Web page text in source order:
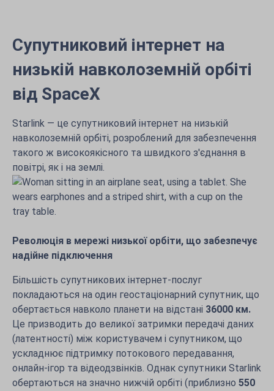
Супутниковий інтернет на
низькій навколоземній орбіті
від SpaceX
Starlink — це супутниковий інтернет на низькій
навколоземній орбіті, розроблений для забезпечення
такого ж високоякісного та швидкого з'єднання в
повітрі, як і на землі.
Революція в мережі низької орбіти, що забезпечує
надійне підключення
Більшість супутникових інтернет-послуг
покладаються на один геостаціонарний супутник, що
обертається навколо планети на відстані 36000 км.
Це призводить до великої затримки передачі даних
(латентності) між користувачем і супутником, що
ускладнює підтримку потокового передавання,
онлайн-ігор та відеодзвінків. Однак супутники Starlink
обертаються на значно нижчій орбіті (приблизно 550